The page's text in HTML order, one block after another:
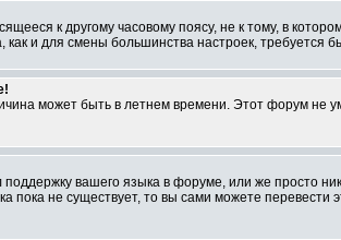
к другому часовому поясу, не к тому, в
как и для смены большинства настроек, требуется
может быть в летнем времени. Этот форум
поддержку вашего языка в форуме, или же
пока не существует, то вы сами можете